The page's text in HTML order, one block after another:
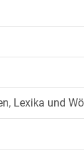
Lexika und